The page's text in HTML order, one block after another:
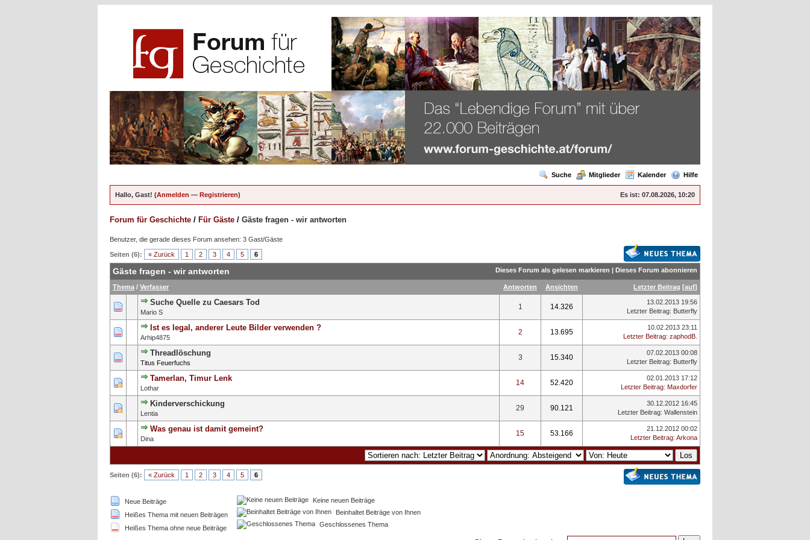
Suche Mitglieder Kalender Hilfe
Es ist: 07.08.2026, 10:20
Hallo, Gast! (Anmelden — Registrieren)
Forum für Geschichte / Für Gäste / Gäste fragen - wir antworten
Benutzer, die gerade dieses Forum ansehen: 3 Gast/Gäste
Seiten (6): « Zurück 1 2 3 4 5 6
Dieses Forum als gelesen markieren | Dieses Forum abonnieren
Gäste fragen - wir antworten
Thema / Verfasser Antworten Ansichten Letzter Beitrag [auf]
Suche Quelle zu Caesars Tod
Mario S
1 14.326
13.02.2013 19:56
Letzter Beitrag: Butterfly
Ist es legal, anderer Leute Bilder verwenden ?
Arhip4875
2 13.695
10.02.2013 23:11
Letzter Beitrag: zaphodB.
Threadlöschung
Titus Feuerfuchs
3 15.340
07.02.2013 00:08
Letzter Beitrag: Butterfly
Tamerlan, Timur Lenk
Lothar
14 52.420
02.01.2013 17:12
Letzter Beitrag: Maxdorfer
Kinderverschickung
Lentia
29 90.121
30.12.2012 16:45
Letzter Beitrag: Wallenstein
Was genau ist damit gemeint?
Dina
15 53.166
21.12.2012 00:02
Letzter Beitrag: Arkona
Seiten (6): « Zurück 1 2 3 4 5 6
Neue Beiträge
Heißes Thema mit neuen Beiträgen
Heißes Thema ohne neue Beiträge
Keine neuen Beiträge
Beinhaltet Beiträge von Ihnen
Geschlossenes Thema